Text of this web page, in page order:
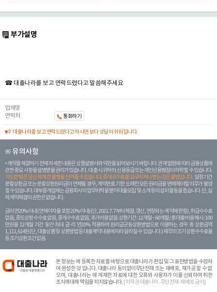
부가설명
☎ 대출나라를 보고 연락드렸다고 말씀해주세요
업체명
연락처
통화하기
대출나라를 보고 연락드렸다고 하시면 보다 상담이 쉬워집니다.
※ 유의사항
계약을 체결하기 전에 자세한 내용은 상품설명서와 약관을 읽어보시기 바랍니다. 관계 법령에 따라 금융상품에
관한 중요 사항을 설명받을 권리가 있습니다. 대 출 시 귀하의 신용등급 또는 개인신용평점이 하락할 수 있습니다.
과도한 빚은 당신 에게 큰 불행을 안겨줄 수 있습니다. 중개수수료를 요구하거나 받는 것은 불법입니다. 일정 기간
분할상환금 또는 분할상환원리금이 연체될 경우, 계약만료 기한 도래전 모든 원리금을 변제해야할 의무가 발생
할 수 있습니다. 대부중개업체는 금융회사의 업무위탁을 받아 대출모집 및 소개 등의 섭외 활동을 돕습니다. 단, 실
제 계약체결의 권한은 없습니다.
금리 연20% 이내 (연체이자율 포함 20% 이내) (단, 2021. 7. 7부터 체결, 갱신, 연장되는 계 약에 한함), 취급수수료
없음, 중도상환 수수료 없음, 중개수수료 없음, 추가비용 없음. 상환기간 : 12개월 ~ 60개월 / 총 대출 비용 예시 : 100
만원을 12개월 기간 동안 최대 금 리 연20% 적용하여 원리금균등상환방법으로 이용하는 경우 총 상환금액
1,111,614원 (단, 대출상품 및 상환방법 등 대출계약 내용에 따라 달라질 수 있습니다.) 채무의 조기 상환수수료율
등 조기상환조건 없음.
본 정보는에 등록한 자료를 바탕으로 대출나라가 편집 및 그 표현방법을 수정하
여 완성한 것 입니다. 대출나라 동의없이무단전재 또는 재배포, 재가공 할 수 없
으며, 대출나라는 에 게재한 자료에 대한 오류와 사용자가 이를 신뢰하여 취한
조치에대해 책임을 지지않습니다. [저작권 대출나라. 무단전재-재배포 금지]